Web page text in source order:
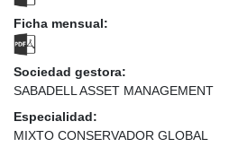
Ficha mensual:
Sociedad gestora:
SABADELL ASSET MANAGEMENT
Especialidad:
MIXTO CONSERVADOR GLOBAL